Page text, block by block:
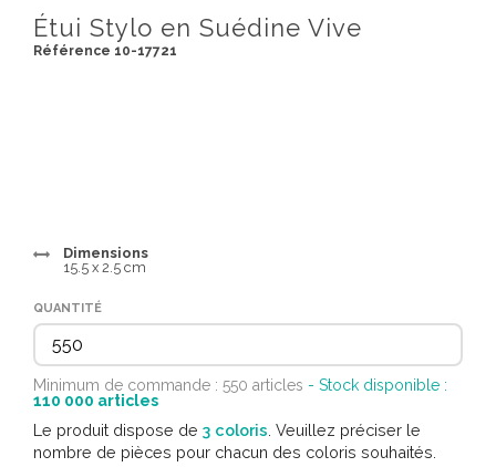
Étui Stylo en Suédine Vive
Référence 10-17721
Dimensions
15.5 x 2.5 cm
QUANTITÉ
Minimum de commande : 550 articles - Stock disponible :
110 000 articles
Le produit dispose de 3 coloris . Veuillez préciser le
nombre de pièces pour chacun des coloris souhaités.